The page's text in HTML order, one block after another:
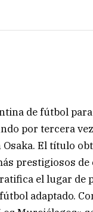
de fútbol
por tercera
El título
prestigiosos de
el lugar de
adaptado.